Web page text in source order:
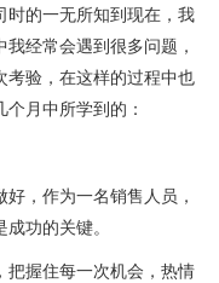
的一无所知到现在，我
经常会遇到很多问题，
考验，在这样的过程中也
月中所学到的：
，作为一名销售人员，
功的关键。
握住每一次机会，热情